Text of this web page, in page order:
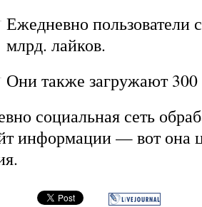
Ежедневно пользователи
млрд. лайков.
Они также загружают
социальная сеть
информации — вот она